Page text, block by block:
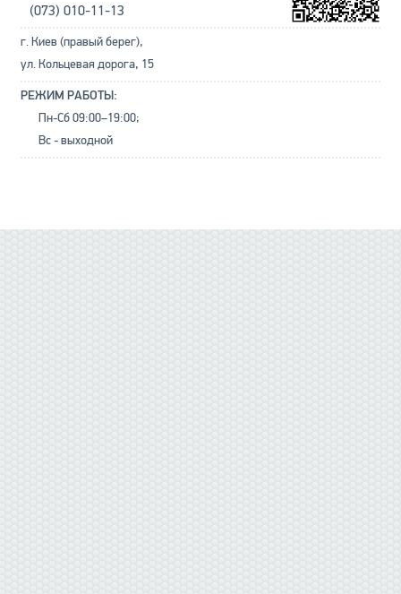
(073) 010-11-13
г. Киев (правый берег),
ул. Кольцевая дорога, 15
РЕЖИМ РАБОТЫ:
Пн-Сб 09:00–19:00;
Вс - выходной